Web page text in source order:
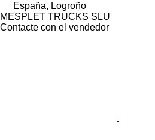
España, Logroño
MESPLET TRUCKS SLU
Contacte con el vendedor